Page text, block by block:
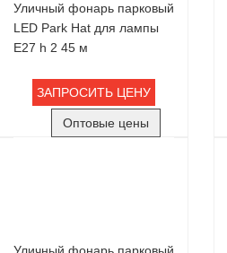
Уличный фонарь парковый
LED Park Hat для лампы
Е27 h 2 45 м
ЗАПРОСИТЬ ЦЕНУ
Оптовые цены